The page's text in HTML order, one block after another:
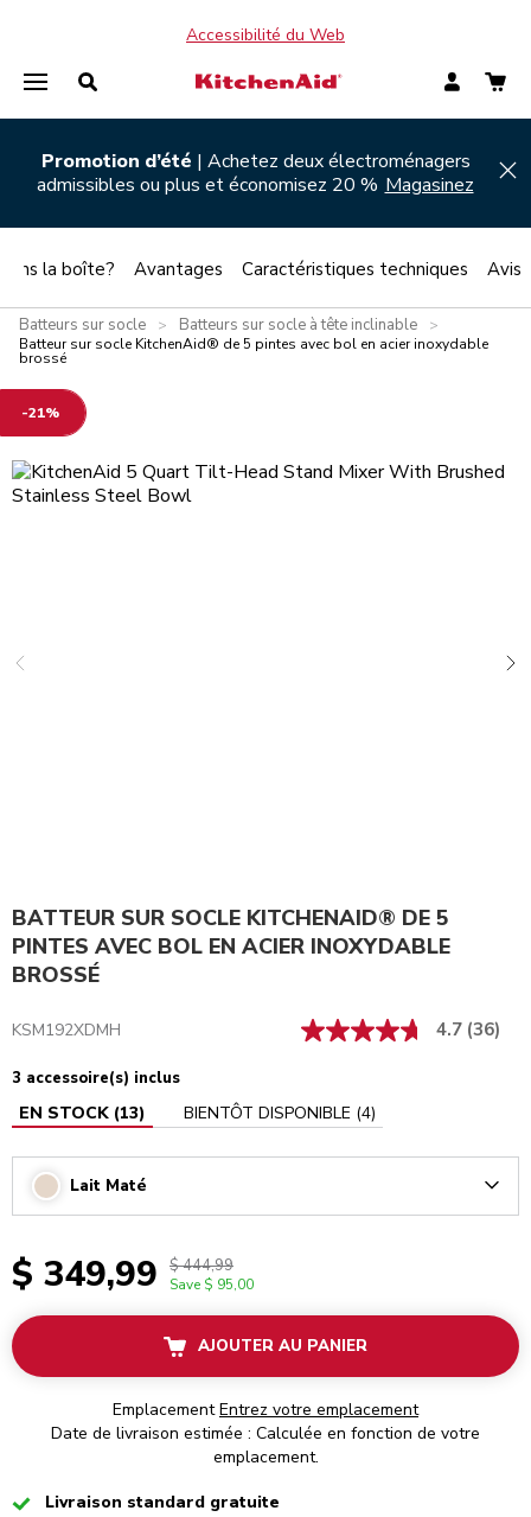
Accessibilité du Web
Promotion d’été | Achetez deux électroménagers
admissibles ou plus et économisez 20 % Magasinez
Batteurs sur socle > Batteurs sur socle à tête inclinable
>
Batteur sur socle KitchenAid® de 5 pintes avec bol en acier inoxydable
brossé
-21%
BATTEUR SUR SOCLE KITCHENAID® DE 5
PINTES AVEC BOL EN ACIER INOXYDABLE
BROSSÉ
KSM192XDMH 4.7 (36)
3 accessoire(s) inclus
EN STOCK (13) BIENTÔT DISPONIBLE (4)
Lait Maté
$ 349,99 $ 444,99
Save $ 95,00
AJOUTER AU PANIER
Emplacement Entrez votre emplacement
Date de livraison estimée : Calculée en fonction de votre
emplacement.
CheckedLivraison standard gratuite
la boîte? Avantages Caractéristiques techniques Avis